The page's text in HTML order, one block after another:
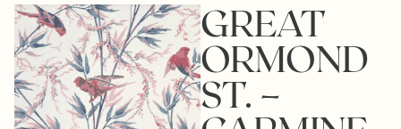
GREAT
ORMOND
ST. –